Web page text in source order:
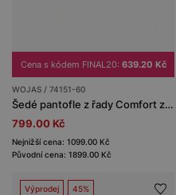
Cena s kódem FINAL20: 639.20 Kč
WOJAS / 74151-60
Šedé pantofle z řady Comfort z velurové štípenky
799.00 Kč
Nejnižší cena: 1099.00 Kč
Původní cena: 1899.00 Kč
Výprodej 45%